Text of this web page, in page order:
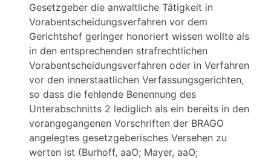
Gesetzgeber die anwaltliche Tätigkeit in
Vorabentscheidungsverfahren vor dem
Gerichtshof geringer honoriert wissen wollte als
in den entsprechenden strafrechtlichen
Vorabentscheidungsverfahren oder in Verfahren
vor den innerstaatlichen Verfassungsgerichten,
so dass die fehlende Benennung des
Unterabschnitts 2 lediglich als ein bereits in den
vorangegangenen Vorschriften der BRAGO
angelegtes gesetzgeberisches Versehen zu
werten ist (Burhoff, aaO; Mayer, aaO;